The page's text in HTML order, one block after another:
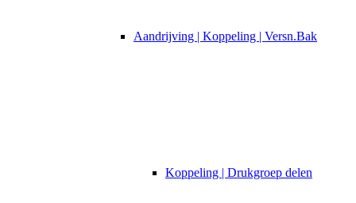
Aandrijving | Koppeling | Versn.Bak
Koppeling | Drukgroep delen